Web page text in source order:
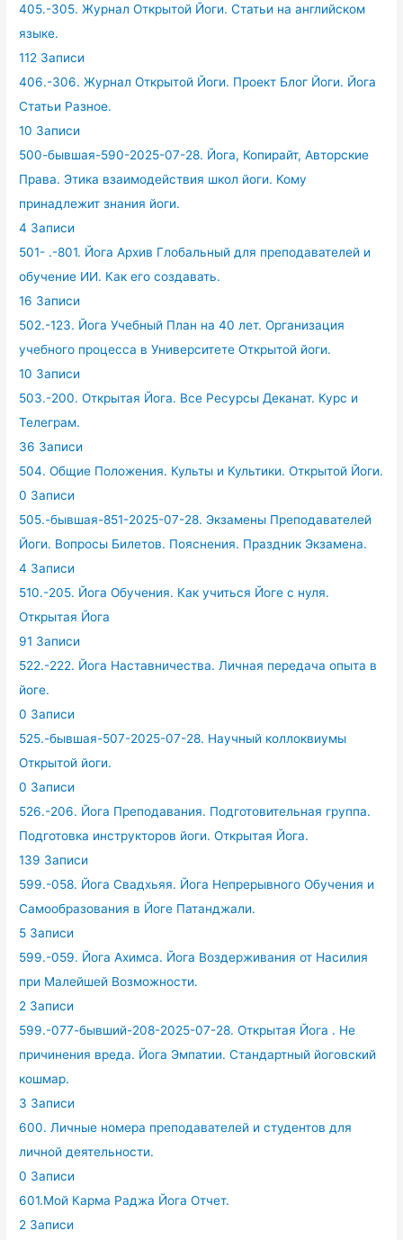
405.-305. Журнал Открытой Йоги. Статьи на английском
языке.
112 Записи
406.-306. Журнал Открытой Йоги. Проект Блог Йоги. Йога
Статьи Разное.
10 Записи
500-бывшая-590-2025-07-28. Йога, Копирайт, Авторские
Права. Этика взаимодействия школ йоги. Кому
принадлежит знания йоги.
4 Записи
501- .-801. Йога Архив Глобальный для преподавателей и
обучение ИИ. Как его создавать.
16 Записи
502.-123. Йога Учебный План на 40 лет. Организация
учебного процесса в Университете Открытой йоги.
10 Записи
503.-200. Открытая Йога. Все Ресурсы Деканат. Курс и
Телеграм.
36 Записи
504. Общие Положения. Культы и Культики. Открытой Йоги.
0 Записи
505.-бывшая-851-2025-07-28. Экзамены Преподавателей
Йоги. Вопросы Билетов. Пояснения. Праздник Экзамена.
4 Записи
510.-205. Йога Обучения. Как учиться Йоге с нуля.
Открытая Йога
91 Записи
522.-222. Йога Наставничества. Личная передача опыта в
йоге.
0 Записи
525.-бывшая-507-2025-07-28. Научный коллоквиумы
Открытой йоги.
0 Записи
526.-206. Йога Преподавания. Подготовительная группа.
Подготовка инструкторов йоги. Открытая Йога.
139 Записи
599.-058. Йога Свадхьяя. Йога Непрерывного Обучения и
Самообразования в Йоге Патанджали.
5 Записи
599.-059. Йога Ахимса. Йога Воздерживания от Насилия
при Малейшей Возможности.
2 Записи
599.-077-бывший-208-2025-07-28. Открытая Йога . Не
причинения вреда. Йога Эмпатии. Стандартный йоговский
кошмар.
3 Записи
600. Личные номера преподавателей и студентов для
личной деятельности.
0 Записи
601.Мой Карма Раджа Йога Отчет.
2 Записи